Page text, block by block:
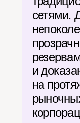
сетями.
и
на